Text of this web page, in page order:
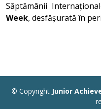
Săptămânii
Week, desfășurată în
© Copyright Junior